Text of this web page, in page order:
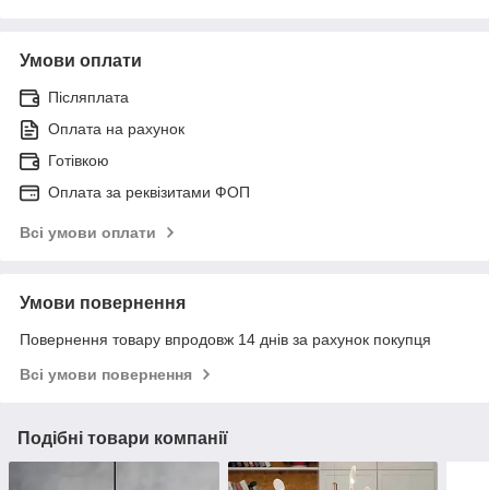
Умови оплати
Післяплата
Оплата на рахунок
Готівкою
Оплата за реквізитами ФОП
Всі умови оплати
Умови повернення
Повернення товару впродовж 14 днів за рахунок покупця
Всі умови повернення
Подібні товари компанії